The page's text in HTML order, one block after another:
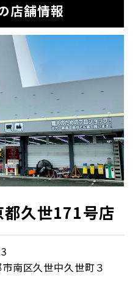
店舗情報
久世171号店
南区久世中久世町３